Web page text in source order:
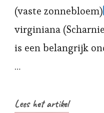
(vaste zonnebloem)
virginiana
is een belangrijk
…
Lees het artikel